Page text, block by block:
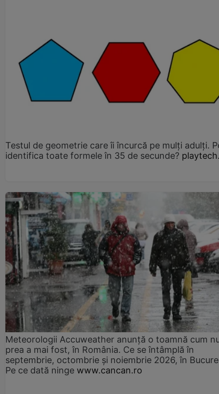
Testul de geometrie care îi încurcă pe mulți adulți.
identifica toate formele în 35 de secunde?
Meteorologii Accuweather anunță o toamnă cum
prea a mai fost, în România. Ce se întâmplă în
septembrie, octombrie și noiembrie 2026, în
Pe ce dată ninge www.cancan.ro